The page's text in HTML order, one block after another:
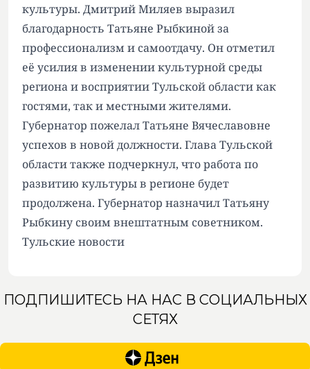
культуры. Дмитрий Миляев выразил
благодарность Татьяне Рыбкиной за
профессионализм и самоотдачу. Он отметил
её усилия в изменении культурной среды
региона и восприятии Тульской области как
гостями, так и местными жителями.
Губернатор пожелал Татьяне Вячеславовне
успехов в новой должности. Глава Тульской
области также подчеркнул, что работа по
развитию культуры в регионе будет
продолжена. Губернатор назначил Татьяну
Рыбкину своим внештатным советником.
Тульские новости
ПОДПИШИТЕСЬ НА НАС В СОЦИАЛЬНЫХ
СЕТЯХ